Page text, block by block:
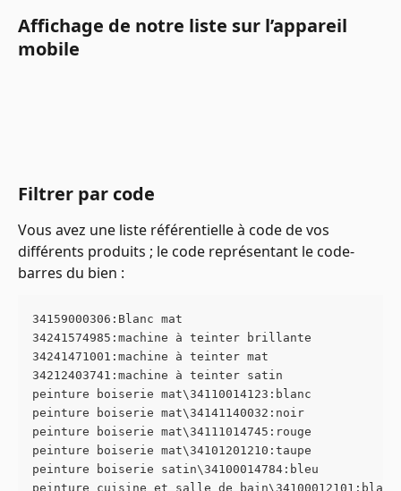
Affichage de notre liste sur l’appareil
mobile
Filtrer par code
Vous avez une liste référentielle à code de vos
différents produits ; le code représentant le code-
barres du bien :
34159000306:Blanc mat
34241574985:machine à teinter brillante
34241471001:machine à teinter mat
34212403741:machine à teinter satin
peinture boiserie mat\34110014123:blanc
peinture boiserie mat\34141140032:noir
peinture boiserie mat\34111014745:rouge
peinture boiserie mat\34101201210:taupe
peinture boiserie satin\34100014784:bleu
peinture cuisine et salle de bain\34100012101:blanc